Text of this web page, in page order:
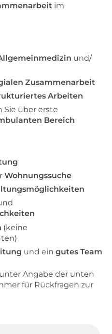
im
und/
Zusammenarbeit
Arbeiten
Sie über erste
Bereich
Wohnungssuche
(keine
und ein gutes Team
Angabe der unten
für Rückfragen zur